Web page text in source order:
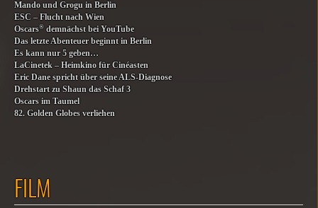
Mando und Grogu in Berlin
ESC – Flucht nach Wien
Oscars® demnächst bei YouTube
Das letzte Abenteuer beginnt in Berlin
Es kann nur 5 geben…
LaCinetek – Heimkino für Cinéasten
Eric Dane spricht über seine ALS-Diagnose
Drehstart zu Shaun das Schaf 3
Oscars im Taumel
82. Golden Globes verliehen
FILM